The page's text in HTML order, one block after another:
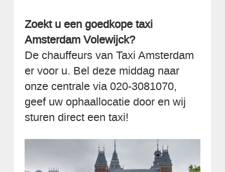
Zoekt u een goedkope taxi
Amsterdam Volewijck?
De chauffeurs van Taxi Amsterdam
er voor u. Bel deze middag naar
onze centrale via 020-3081070,
geef uw ophaallocatie door en wij
sturen direct een taxi!